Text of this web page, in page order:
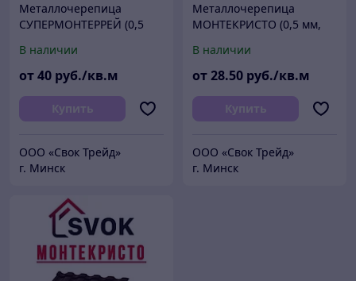
Металлочерепица
СУПЕРМОНТЕРРЕЙ (0,5
В наличии
от40 руб./кв.м
Купить
ООО «Свок Трейд»
г. Минск
Металлочерепица
МОНТЕКРИСТО (0,5 мм,
В наличии
от28.50 руб./кв.м
Купить
ООО «Свок Трейд»
г. Минск